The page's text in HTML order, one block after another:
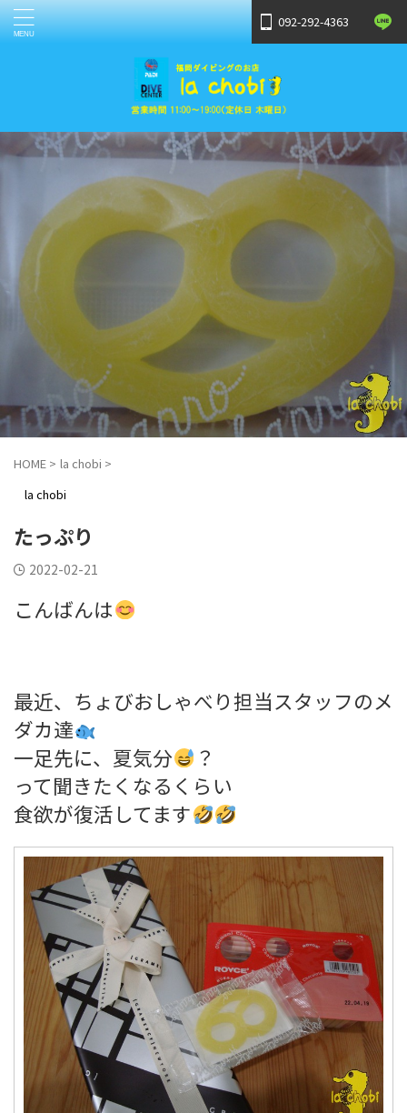
092-292-4363
HOME > la chobi >
la chobi
たっぷり
2022-02-21
こんばんは
最近、ちょびおしゃべり担当スタッフのメ
ダカ達
一足先に、夏気分
？
って聞きたくなるくらい
食欲が復活してます